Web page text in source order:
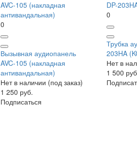
0
Вызывная аудиопанель
AVC-105 (накладная
антивандальная)
Нет в наличии (под заказ)
1 250 руб.
Подписаться
0
Трубка
203HA
Нет в
1 500